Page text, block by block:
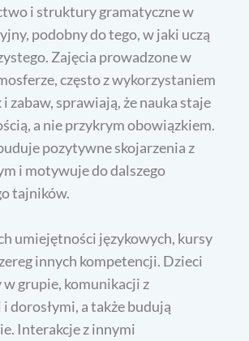
i struktury gramatyczne w
podobny do tego, w jaki uczą
Zajęcia prowadzone w
często z wykorzystaniem
zabaw, sprawiają, że nauka staje
a nie przykrym obowiązkiem.
pozytywne skojarzenia z
i motywuje do dalszego
tajników.
umiejętności językowych, kursy
innych kompetencji. Dzieci
w grupie, komunikacji z
dorosłymi, a także budują
Interakcje z innymi